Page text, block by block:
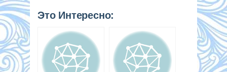
Это Интересно: